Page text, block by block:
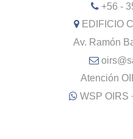
+56 -
EDIFICIO
Av. Ramón
Atención
WSP OIRS